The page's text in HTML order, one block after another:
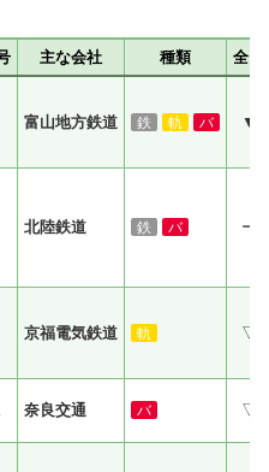
主な会社 種類 全国
富山地方鉄道 鉄 軌 バ ▼
北陸鉄道 鉄 バ ー
京福電気鉄道 軌 ▽
奈良交通 バ ▽